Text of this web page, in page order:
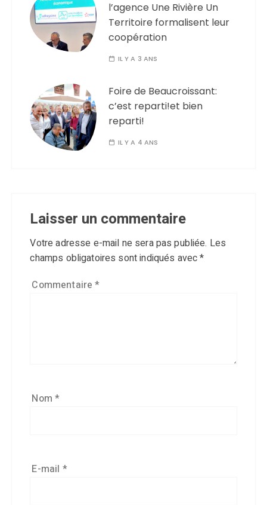
l’agence Une Rivière Un
Territoire formalisent leur
coopération
IL Y A 3 ANS
Foire de Beaucroissant:
c’est reparti!et bien
reparti!
IL Y A 4 ANS
Laisser un commentaire
Votre adresse e-mail ne sera pas publiée. Les
champs obligatoires sont indiqués avec*
Commentaire*
Nom*
E-mail *